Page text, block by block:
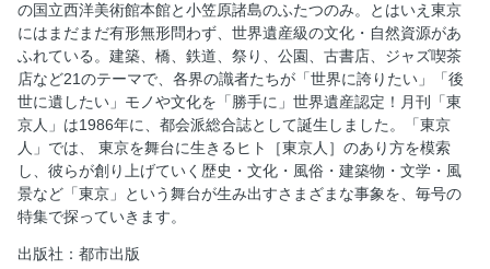
［東京点画］松原仁「ＡＩとともに紡ぐ新しい物語」
勝手に、世界遺産！ 各分野の有識者がセレクト
【建築】五十嵐太郎／都市の変遷を伝える「花園」
【鉄道】内田宗治／歴史的意味と個人的思い出
【公園】中島京子／「ぼーっと」できる贅沢な緑地空間
［座談会］五十嵐太郎×石山蓮華×皆川典久「私たちが推す東
京偏愛風景」文・倉田モトキ
【復興橋梁】紅林章央／隅田川に集結した、技術の結晶
【祭り】大石始／東京の風土とエネルギーを体感する
の国立西洋美術館本館と小笠原諸島のふたつのみ。とはいえ東京
にはまだまだ有形無形問わず、世界遺産級の文化・自然資源があ
ふれている。建築、橋、鉄道、祭り、公園、古書店、ジャズ喫茶
店など21のテーマで、各界の識者たちが「世界に誇りたい」「後
世に遺したい」モノや文化を「勝手に」世界遺産認定！月刊「東
京人」は1986年に、都会派総合誌として誕生しました。「東京
人」では、 東京を舞台に生きるヒト［東京人］のあり方を模索
し、彼らが創り上げていく歴史・文化・風俗・建築物・文学・風
景など「東京」という舞台が生み出すさまざまな事象を、毎号の
特集で探っていきます。
出版社：都市出版